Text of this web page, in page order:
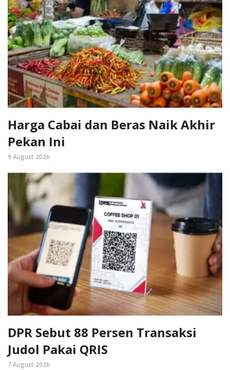
Harga Cabai dan Beras Naik Akhir
Pekan Ini
9 August 2026
DPR Sebut 88 Persen Transaksi
Judol Pakai QRIS
7 August 2026